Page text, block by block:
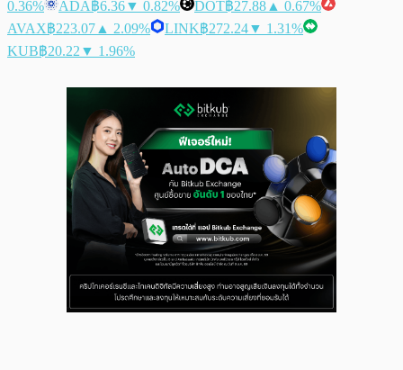
0.36%
ADA฿6.36▼ 0.82% DOT฿27.88 ▲ 0.67%
AVAX฿223.07 ▲ 2.09% LINK฿272.24▼ 1.31%
KUB฿20.22 ▼ 1.96%